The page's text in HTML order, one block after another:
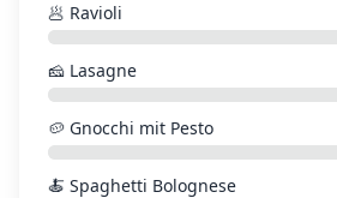
🥟 Ravioli
🧀 Lasagne
🥔 Gnocchi mit Pesto
🍝 Spaghetti Bolognese